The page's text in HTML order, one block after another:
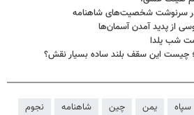
سرنوشت شخصیت‌های شاهنامه
از پدید آمدن آسمان‌ها
شب یلدا
چیست این سقف بلند ساده بسیار نقش؟
سپاه یمن چین شاهنامه
نجوم